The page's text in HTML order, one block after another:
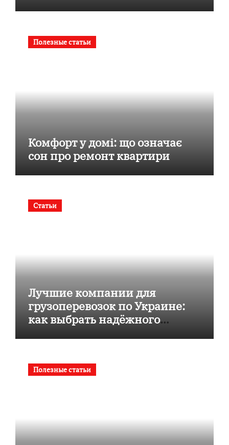
Полезные статьи
Комфорт у домі: що означає
сон про ремонт квартири
Статьи
Лучшие компании для
грузоперевозок по Украине:
как выбрать надёжного
Полезные статьи